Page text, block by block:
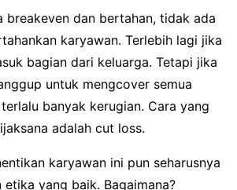
breakeven dan bertahan, tidak ada
karyawan. Terlebih lagi jika
bagian dari keluarga. Tetapi jika
untuk mengcover semua
banyak kerugian. Cara yang
adalah cut loss.
karyawan ini pun seharusnya
yang baik. Bagaimana?